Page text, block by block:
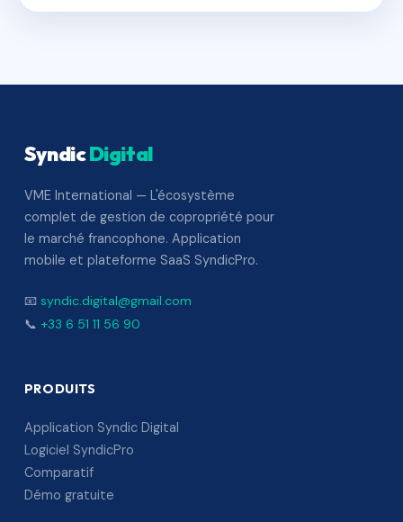
SyndicDigital
VME International — L'écosystème
complet de gestion de copropriété pour
le marché francophone. Application
mobile et plateforme SaaS SyndicPro.
📧 syndic.digital@gmail.com
📞 +33 6 51 11 56 90
PRODUITS
Application Syndic Digital
Logiciel SyndicPro
Comparatif
Démo gratuite